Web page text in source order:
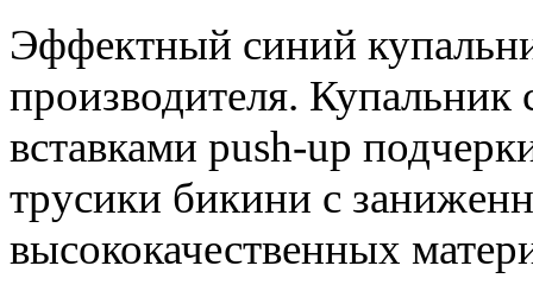
Эффектный синий
производителя.
вставками push-up
трусики бикини с
высококачественных